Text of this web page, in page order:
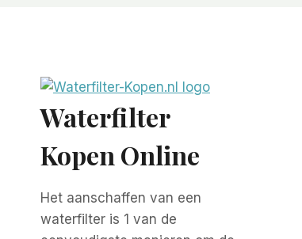
Waterfilter
Kopen Online
Het aanschaffen van een
waterfilter is 1 van de